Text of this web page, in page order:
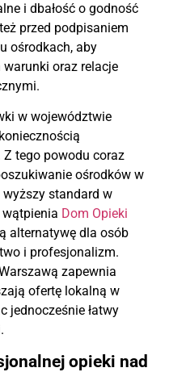
i dbałość o godność
przed podpisaniem
ośrodkach, aby
oraz relacje
w województwie
tego powodu coraz
ośrodków w
standard w
wątpienia Dom Opieki
alternatywę dla osób
i profesjonalizm.
zapewnia
ofertę lokalną w
jednocześnie łatwy
opieki nad